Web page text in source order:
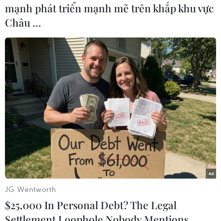
#Iconia Tab A100 #TechRadar
#ViewSonic
#Android 3.0
#Google
Theo dõi VietnamPlus
TIN CÙNG CHUYÊN MỤC
mạnh phát triển mạnh mẽ trên khắp khu vực
Châu …
JG Wentworth
$25,000 In Personal Debt? The Legal